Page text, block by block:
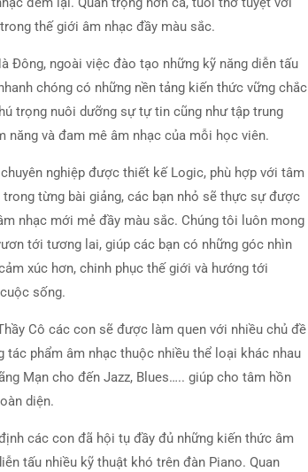
thế giới âm nhạc đầy màu sắc.
Đông, ngoài việc đào tạo những kỹ năng diễn tấu
chóng có những nền tảng kiến thức vững chắc
trọng nuôi dưỡng sự tự tin cũng như tập trung
năng và đam mê âm nhạc của mỗi học viên.
nghiệp được thiết kế Logic, phù hợp với tâm
trong từng bài giảng, các bạn nhỏ sẽ thực sự được
nhạc mới mẻ đầy màu sắc. Chúng tôi luôn mong
tới tương lai, giúp các bạn có những góc nhìn
xúc hơn, chinh phục thế giới và hướng tới
sống.
Cô các con sẽ được làm quen với nhiều chủ đề
tác phẩm âm nhạc thuộc nhiều thể loại khác nhau
Mạn cho đến Jazz, Blues….. giúp cho tâm hồn
diện.
các con đã hội tụ đầy đủ những kiến thức âm
tấu nhiều kỹ thuật khó trên đàn Piano. Quan